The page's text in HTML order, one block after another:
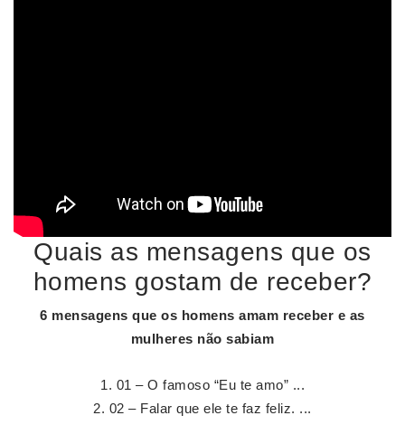
Quais as mensagens que os
homens gostam de receber?
6 mensagens que os homens amam receber e as
mulheres não sabiam
01 – O famoso “Eu te amo” ...
02 – Falar que ele te faz feliz. ...